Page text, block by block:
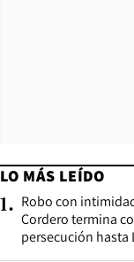
LO MÁS LEÍDO
1. Robo con
Cordero termina
persecución hasta